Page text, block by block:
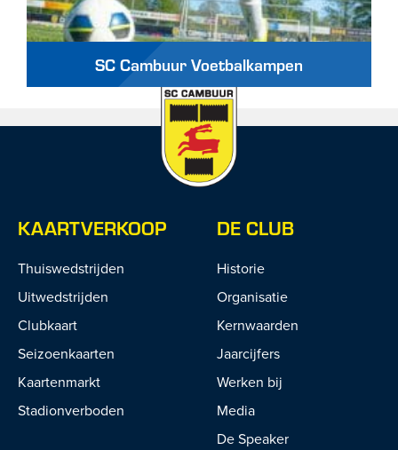
SC Cambuur Voetbalkampen
KAARTVERKOOP
Thuiswedstrijden
Uitwedstrijden
Clubkaart
Seizoenkaarten
Kaartenmarkt
Stadionverboden
DE CLUB
Historie
Organisatie
Kernwaarden
Jaarcijfers
Werken bij
Media
De Speaker